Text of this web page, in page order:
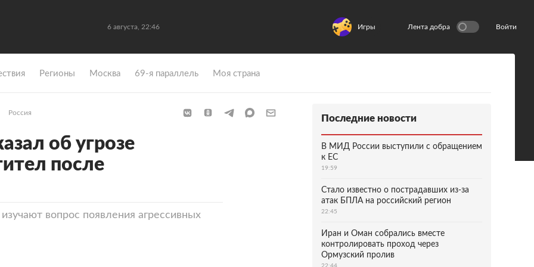
6 августа, 22:46 Игры Лента добра Войти
Регионы Москва 69-я параллель Моя страна
Россия
об угрозе
после
вопрос появления агрессивных
Последние новости
В МИД России выступили с обращением
к ЕС
19:59
Стало известно о пострадавших из-за
атак БПЛА на российский регион
22:45
Иран и Оман собрались вместе
контролировать проход через
Ормузский пролив
22:44